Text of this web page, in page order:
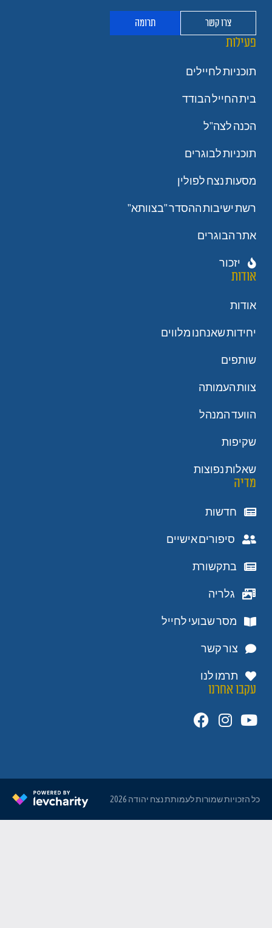
צרו קשר תרומה
פעילות
תוכניות לחיילים
בית החייל הבודד
הכנה לצה"ל
תוכניות לבוגרים
מסעות נצח לפולין
רשת ישיבות ההסדר "בצוותא"
אתר הבוגרים
יזכור
אודות
אודות
יחידות שאנחנו מלווים
שותפים
צוות העמותה
הוועד המנהל
שקיפות
שאלות נפוצות
מדיה
חדשות
סיפורים אישיים
בתקשורת
גלריה
מסר שבועי לחייל
צור קשר
תרמו לנו
עקבו אחרנו
כל הזכויות שמורות לעמותת נצח יהודה 2026